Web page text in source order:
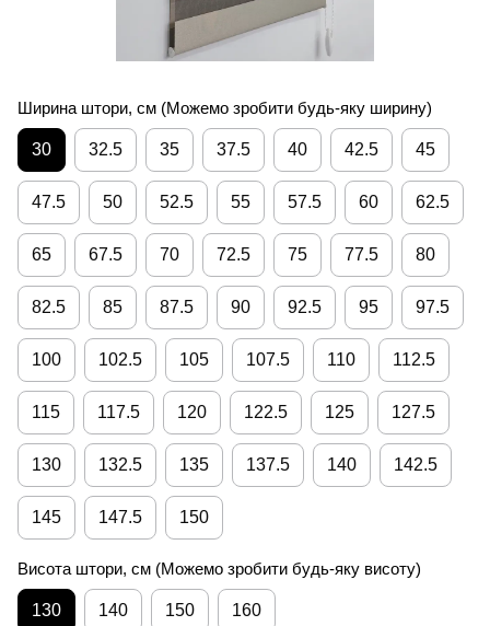
Ширина штори, см (Можемо зробити будь-яку ширину)
30 32.5 35 37.5 40 42.5 45
47.5 50 52.5 55 57.5 60 62.5
65 67.5 70 72.5 75 77.5 80
82.5 85 87.5 90 92.5 95 97.5
100 102.5 105 107.5 110 112.5
115 117.5 120 122.5 125 127.5
130 132.5 135 137.5 140 142.5
145 147.5 150
Висота штори, см (Можемо зробити будь-яку висоту)
130 140 150 160